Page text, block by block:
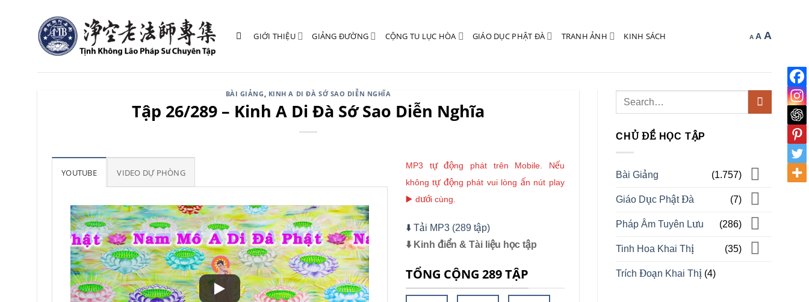
GIỚI THIỆU GIẢNG ĐƯỜNG CỘNG TU LỤC HÒA GIÁO DỤC PHẬT ĐÀ TRANH ẢNH KINH SÁCH A Decrease
A Reset
A
size.
BÀI GIẢNG, KINH A DI ĐÀ SỚ SAO DIỄN NGHĨA
Tập 26/289 – Kinh A Di Đà Sớ Sao Diễn Nghĩa
YOUTUBE VIDEO DỰ PHÒNG
MP3 tự động phát trên Mobile. Nếu
không tự động phát vui lòng ấn nút play
▶️ dưới cùng.
⬇️ Tải MP3 (289 tập)
⬇️ Kinh điển & Tài liệu học tập
TỔNG CỘNG 289 TẬP
CHỦ ĐỀ HỌC TẬP
Bài Giảng (1.757)
Giáo Dục Phật Đà (7)
Pháp Âm Tuyên Lưu (286)
Tinh Hoa Khai Thị (35)
Trích Đoạn Khai Thị (4)